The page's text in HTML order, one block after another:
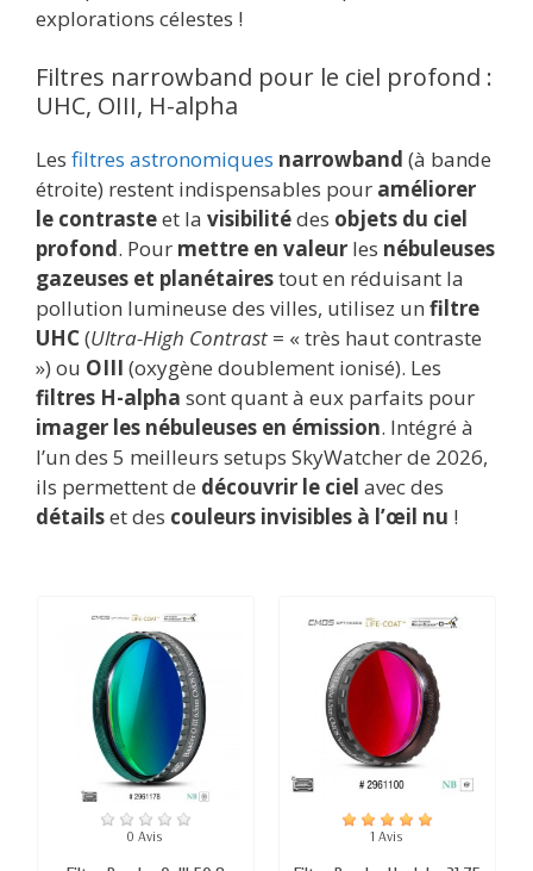
explorations célestes !
Filtres narrowband pour le ciel profond :
UHC, OIII, H-alpha
Les filtres astronomiques narrowband (à bande
étroite) restent indispensables pour améliorer
le contrasteet la visibilitédes objets du ciel
profond. Pour mettre en valeur les nébuleuses
gazeuses et planétairestout en réduisant la
pollution lumineuse des villes, utilisez un filtre
UHC(Ultra-High Contrast = « très haut contraste
») ou OIII (oxygène doublement ionisé). Les
filtres H-alpha sont quant à eux parfaits pour
imager les nébuleuses en émission. Intégré à
l’un des 5 meilleurs setups SkyWatcher de 2026,
ils permettent de découvrir le ciel avec des
détailset des couleurs invisibles à l’œil nu !